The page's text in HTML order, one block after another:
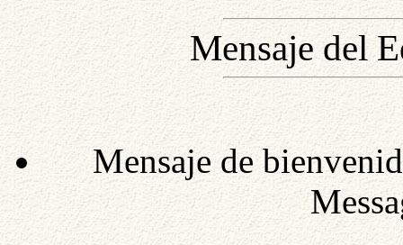
Mensaje del
Mensaje de